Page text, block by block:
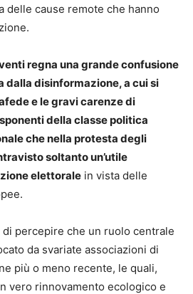
delle cause remote che hanno
regna una grande confusione
dalla disinformazione, a cui si
e le gravi carenze di
della classe politica
che nella protesta degli
soltanto un’utile
elettorale in vista delle
percepire che un ruolo centrale
da svariate associazioni di
più o meno recente, le quali,
vero rinnovamento ecologico e